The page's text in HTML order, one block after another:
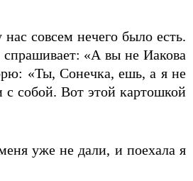
совсем нечего было есть.
спрашивает: «А вы не Иакова
«Ты, Сонечка, ешь, а я не
с собой. Вот этой картошкой
уже не дали, и поехала я